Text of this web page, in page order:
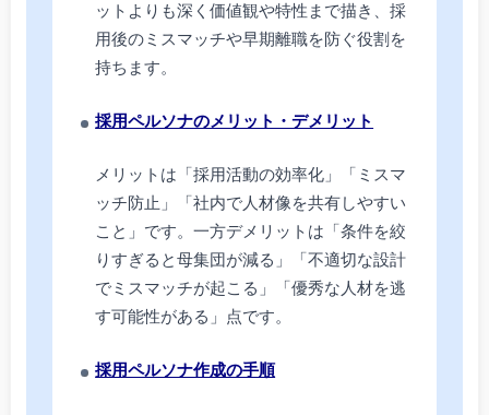
ットよりも深く価値観や特性まで描き、採
用後のミスマッチや早期離職を防ぐ役割を
持ちます。
採用ペルソナのメリット・デメリット
メリットは「採用活動の効率化」「ミスマ
ッチ防止」「社内で人材像を共有しやすい
こと」です。一方デメリットは「条件を絞
りすぎると母集団が減る」「不適切な設計
でミスマッチが起こる」「優秀な人材を逃
す可能性がある」点です。
採用ペルソナ作成の手順